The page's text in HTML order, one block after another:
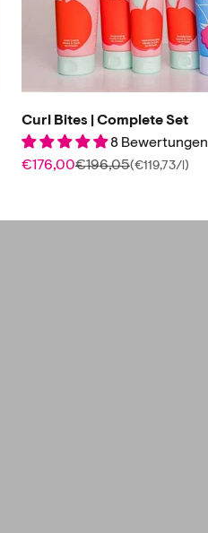
Curl Bites | Complete Set
8 Bewertungen
Angebot
€176,00Regulärer Preis
€196,05(€119,73/l)